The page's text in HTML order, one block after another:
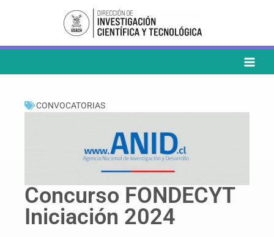
CONVOCATORIAS
Concurso FONDECYT
Iniciación 2024